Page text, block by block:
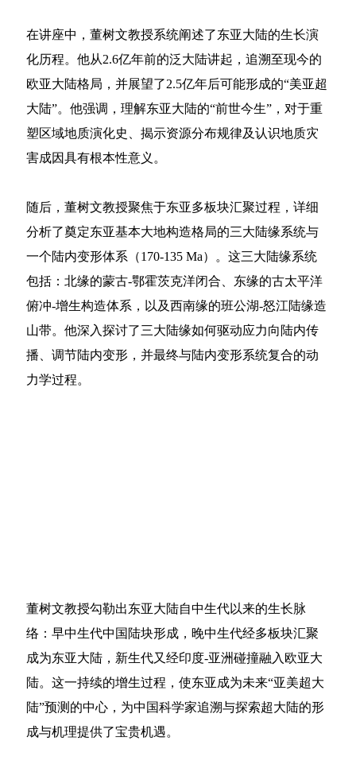
在讲座中，董树文教授系统阐述了东亚大陆的生长演
化历程。他从2.6亿年前的泛大陆讲起，追溯至现今的
欧亚大陆格局，并展望了2.5亿年后可能形成的“美亚超
大陆”。他强调，理解东亚大陆的“前世今生”，对于重
塑区域地质演化史、揭示资源分布规律及认识地质灾
害成因具有根本性意义。
随后，董树文教授聚焦于东亚多板块汇聚过程，详细
分析了奠定东亚基本大地构造格局的三大陆缘系统与
一个陆内变形体系（170-135 Ma）。这三大陆缘系统
包括：北缘的蒙古-鄂霍茨克洋闭合、东缘的古太平洋
俯冲-增生构造体系，以及西南缘的班公湖-怒江陆缘造
山带。他深入探讨了三大陆缘如何驱动应力向陆内传
播、调节陆内变形，并最终与陆内变形系统复合的动
力学过程。
董树文教授勾勒出东亚大陆自中生代以来的生长脉
络：早中生代中国陆块形成，晚中生代经多板块汇聚
成为东亚大陆，新生代又经印度-亚洲碰撞融入欧亚大
陆。这一持续的增生过程，使东亚成为未来“亚美超大
陆”预测的中心，为中国科学家追溯与探索超大陆的形
成与机理提供了宝贵机遇。